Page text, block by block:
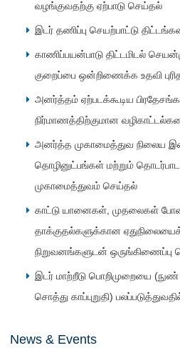
வழங்குவதற்கு ஏற்பாடு செய்தல்
இடர் தணிப்பு செயற்பாட்டு
காணிப்பயன்பாடு திட்டமிடல்
குறைப்பை ஒன்றிணைக்க உதவி
அனர்த்தம் ஏற்படக்கூடிய
நிர்மாணத்திற்குமான
அனர்த்த முகாமைத்துவ
தொழினுட்பங்கள் மற்றும்
முகாமைத்துவம் செய்தல்
காட்டு யானைகள், முதலைகள்
தாக்குதல்களுக்கான
நிறுவனங்களுடன் ஒருங்கிணைப்பு
இடர் மாற்றீடு பொறிமுறையை (நுண்
சொத்து காப்புறுதி)
News & Events